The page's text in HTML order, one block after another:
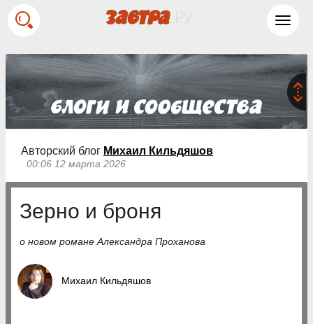
Авторский блог Михаил Кильдяшов
00:06 12 марта 2026
Зерно и броня
о новом романе Александра Проханова
Михаил Кильдяшов